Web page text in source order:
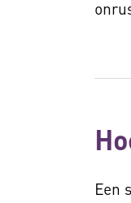
Een